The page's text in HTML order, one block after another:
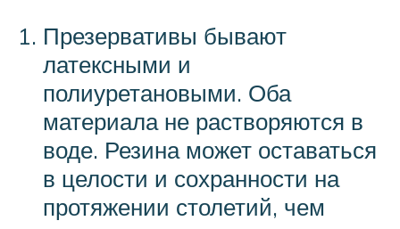
Презервативы бывают
латексными и
полиуретановыми. Оба
материала не растворяются в
воде. Резина может оставаться
в целости и сохранности на
протяжении столетий, чем